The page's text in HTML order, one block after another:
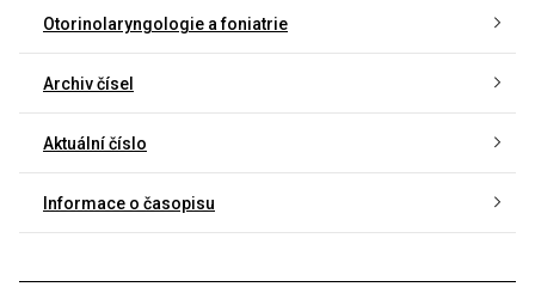
Otorinolaryngologie a foniatrie
Archiv čísel
Aktuální číslo
Informace o časopisu